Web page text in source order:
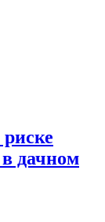
дачном